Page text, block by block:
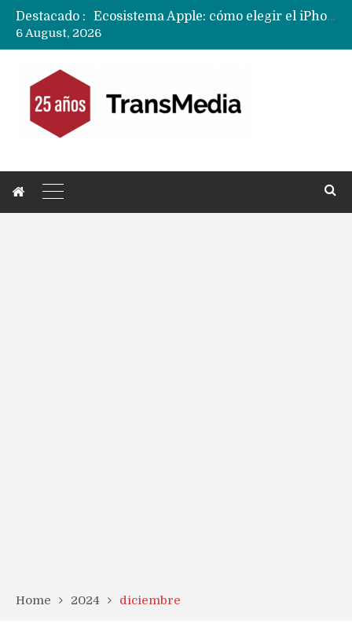
Destacado :
Nuevas filtraciones del Mate 90 Pro Max apuntan a potenciar las cámaras y pantalla OLED doble capa
6 August, 2026
Home 2024 diciembre